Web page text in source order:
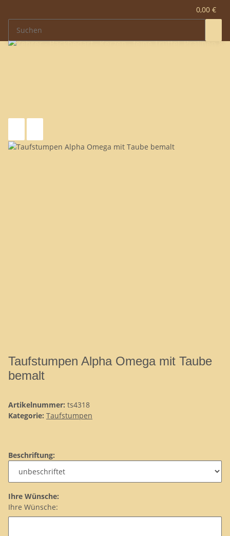
0,00 €
Taufstumpen Alpha Omega mit Taube
bemalt
Artikelnummer: ts4318
Kategorie: Taufstumpen
Beschriftung:
Ihre Wünsche:
Ihre Wünsche: